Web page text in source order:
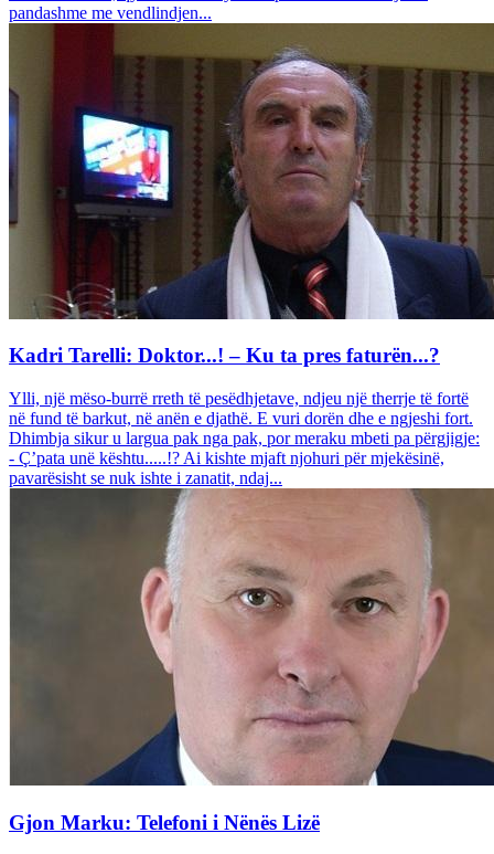
pandashme me vendlindjen...
Kadri Tarelli: Doktor...! – Ku ta pres faturën...?
Ylli, një mëso-burrë rreth të pesëdhjetave, ndjeu një therrje të fortë
në fund të barkut, në anën e djathë. E vuri dorën dhe e ngjeshi fort.
Dhimbja sikur u largua pak nga pak, por meraku mbeti pa përgjigje:
- Ç’pata unë kështu.....!? Ai kishte mjaft njohuri për mjekësinë,
pavarësisht se nuk ishte i zanatit, ndaj...
Gjon Marku: Telefoni i Nënës Lizë